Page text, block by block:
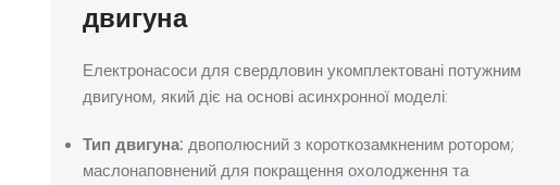
двигуна
Електронасоси для свердловин укомплектовані потужним
двигуном, який діє на основі асинхронної моделі:
Тип двигуна: двополюсний з короткозамкненим ротором;
маслонаповнений для покращення охолодження та